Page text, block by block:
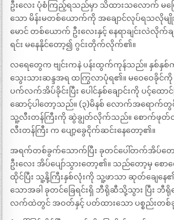
ဦးလေး ပုံစံကြည့်ရသည်မှာ သိထားသလောက် မပြ
သော မိန်းမတစ်ယောက်ကို အချောင်လုပ်ရသလိုမျို
မောင် တစ်ယောက် ဦးလေးနှင့် နေရာချင်းလဲလိုက်
ရင်း မနေနိုင်တော့၍ ဂွင်းတိုက်လိုက်၏။
လရေတွေက ဗျင်းကနဲ ပန်းထွက်ကုန်သည်။ နှစ်နှ
သွေးသားဆန္ဒအရ ထကြွလာပုံရ၏။ မဝေဝေခိုင်
ပက်လက်အိပ်ခိုင်းပြီး ပေါင်နှစ်ချောင်းကို ပင့်ထော
ဆောင့်ပါတော့သည်။ (၃)မိနစ် လောက်အရောက်တွင်
သူ့လီးတန်ကြီးကို ဆွဲချွတ်လိုက်သည်။ စောက်ဖု
လီးတန်ကြီး က ပျော့ခွေငိုက်ဆင်းနေတော့၏။
အရက်တစ်ခွက်သောက်ပြီး ခုတင်ပေါ်တက်အိပ်တေ
ဦးလေး အိပ်ပျော်သွားတော့၏။ သည်တော့မှ စေ
ထိုင်ပြီး သူ့နို့ကြီးနှစ်လုံးကို သူ့ဖာသာ ဆုတ်ချေနေ
သောအခါ ခုတင်ခြေရင်းရှိ ဘီရိုဆီသို့သွား ပြီ
လက်ထဲတွင် အဝတ်နှင့် ပတ်ထားသော ပစ္စည်းတစ်